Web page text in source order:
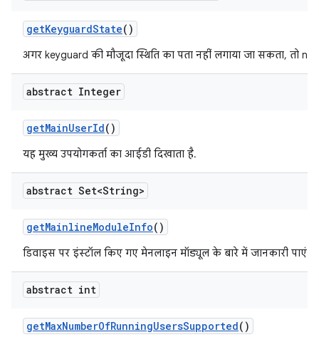
getKeyguardState()
अगर keyguard की मौजूदा स्थिति का पता नहीं लगाया जा सकता, तो
abstract Integer
getMainUserId()
यह मुख्य उपयोगकर्ता का आईडी दिखाता है.
abstract Set<String>
getMainlineModuleInfo()
डिवाइस पर इंस्टॉल किए गए मेनलाइन मॉड्यूल के बारे में जानकारी पाएं.
abstract int
getMaxNumberOfRunningUsersSupported()